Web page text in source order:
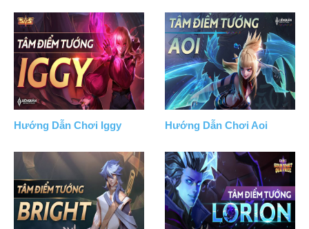
Hướng Dẫn Chơi Iggy Hướng Dẫn Chơi Aoi